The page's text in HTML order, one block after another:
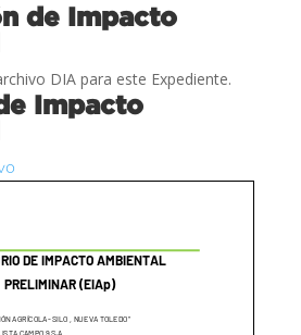
de Impacto
DIA para este Expediente.
Impacto